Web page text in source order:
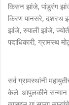
किसन झांजे, पांडुरंग
किरण पानसरे, दशरथ
झांजे, रुपाली झांजे,
पदाधिकारी, ग्रामस्थ
सर्व ग्रामस्थांनी
केले. आपुलकीने सन्मान